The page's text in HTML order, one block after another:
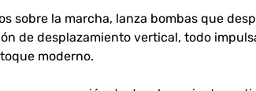
sobre la marcha, lanza bombas que
de desplazamiento vertical, todo
moderno.